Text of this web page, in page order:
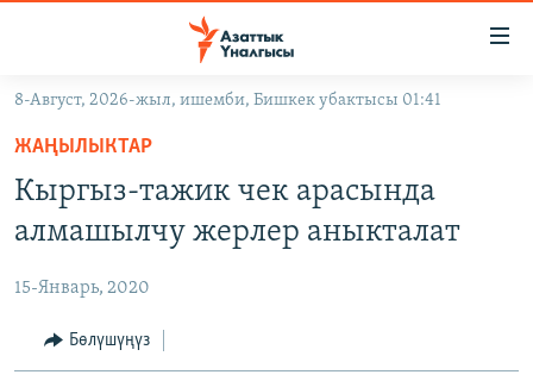
Навигацияга
өтүңүз
Издөөгө
салыңызКЫРГЫЗСТАН
ЭКОНОМИКА
МАДАНИЯТ
ДҮЙНӨ
БОРБОР АЗИЯ
АТАЙЫН ИЛИКТӨӨ
ТВ ПРОГРАММАЛАР
8-Август, 2026-жыл, ишемби, Бишкек убактысы 01:41
ЖАҢЫЛЫКТАР
Кыргыз-тажик чек арасында
алмашылчу жерлер аныкталат
15-Январь, 2020
Бөлүшүңүз